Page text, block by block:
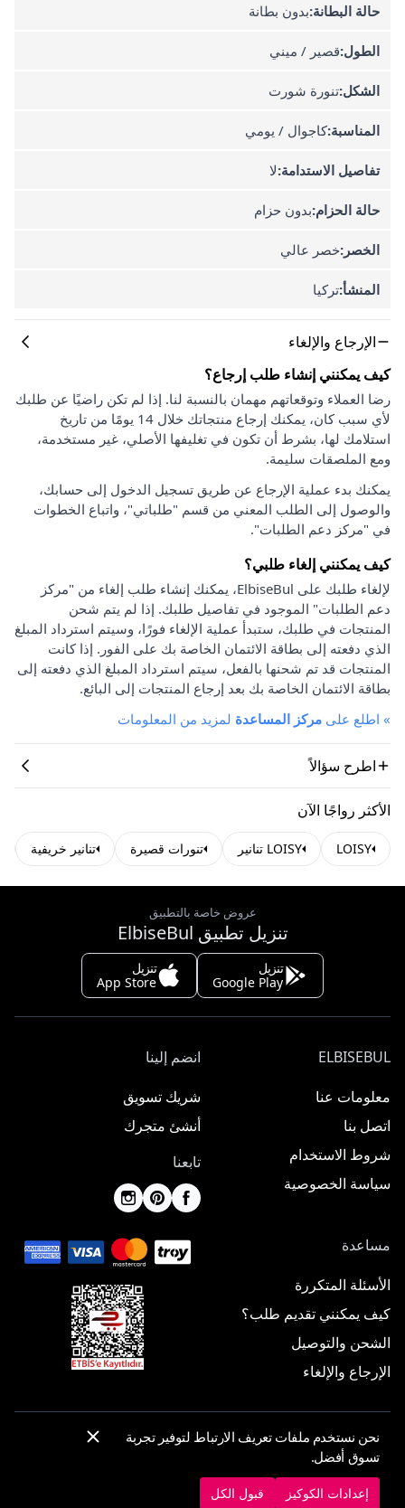
حالة البطانة:بدون بطانة
الطول:قصير / ميني
الشكل:تنورة شورت
المناسبة:كاجوال / يومي
تفاصيل الاستدامة:لا
حالة الحزام:بدون حزام
الخصر:خصر عالي
المنشأ:تركيا
الإرجاع والإلغاء
كيف يمكنني إنشاء طلب إرجاع؟
رضا العملاء وتوقعاتهم مهمان بالنسبة لنا. إذا لم تكن راضيًا عن طلبك
لأي سبب كان، يمكنك إرجاع منتجاتك خلال 14 يومًا من تاريخ
استلامك لها، بشرط أن تكون في تغليفها الأصلي، غير مستخدمة،
ومع الملصقات سليمة.
يمكنك بدء عملية الإرجاع عن طريق تسجيل الدخول إلى حسابك،
والوصول إلى الطلب المعني من قسم "طلباتي"، واتباع الخطوات
في "مركز دعم الطلبات".
كيف يمكنني إلغاء طلبي؟
لإلغاء طلبك على ElbiseBul، يمكنك إنشاء طلب إلغاء من "مركز
دعم الطلبات" الموجود في تفاصيل طلبك. إذا لم يتم شحن
المنتجات في طلبك، ستبدأ عملية الإلغاء فورًا، وسيتم استرداد المبلغ
الذي دفعته إلى بطاقة الائتمان الخاصة بك على الفور. إذا كانت
المنتجات قد تم شحنها بالفعل، سيتم استرداد المبلغ الذي دفعته إلى
بطاقة الائتمان الخاصة بك بعد إرجاع المنتجات إلى البائع.
» اطلع على مركز المساعدة لمزيد من المعلومات
اطرح سؤالاً
الأكثر رواجًا الآن
LOISY LOISY تنانير تنورات قصيرة تنانير خريفية
عروض خاصة بالتطبيق
تنزيل تطبيق ElbiseBul
تنزيل
Google Play
تنزيل
App Store
ELBISEBUL
معلومات عنا
اتصل بنا
شروط الاستخدام
سياسة الخصوصية
انضم إلينا
شريك تسويق
أنشئ متجرك
تابعنا
مساعدة
الأسئلة المتكررة
كيف يمكنني تقديم طلب؟
الشحن والتوصيل
الإرجاع والإلغاء
إعدادات الكوكيز
نحن نستخدم ملفات تعريف الارتباط لتوفير تجربة
تسوق أفضل.
إعدادات الكوكيز قبول الكل